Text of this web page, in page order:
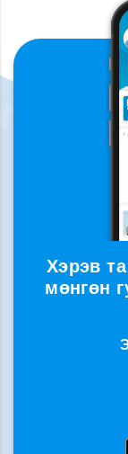
Хэрэв
мөнгөн